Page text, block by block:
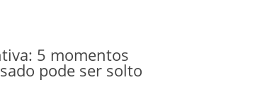
5 momentos
pode ser solto